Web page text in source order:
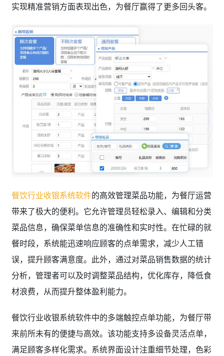
实现精准营销方面表现出色，为餐厅赢得了更多回头客。
餐饮行业收银系统软件的高效管理菜品功能，为餐厅运营
带来了极大的便利。它允许管理员轻松录入、编辑和分类
菜品信息，确保菜单信息的准确性和实时性。在忙碌的就
餐时段，系统能迅速响应顾客的点单需求，减少人工错
误，提升顾客满意度。此外，通过对菜品销售数据的统计
分析，管理者可以及时调整菜品结构，优化库存，降低食
材浪费，从而提升整体盈利能力。
餐饮行业收银系统软件中的多端触控点单功能，为餐厅带
来前所未有的便捷与高效。该功能支持多设备灵活点单，
满足顾客多样化需求。系统界面设计注重细节处理，色彩